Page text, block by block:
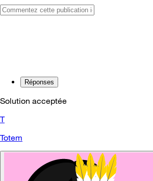
Réponses
Solution acceptée
T
Totem